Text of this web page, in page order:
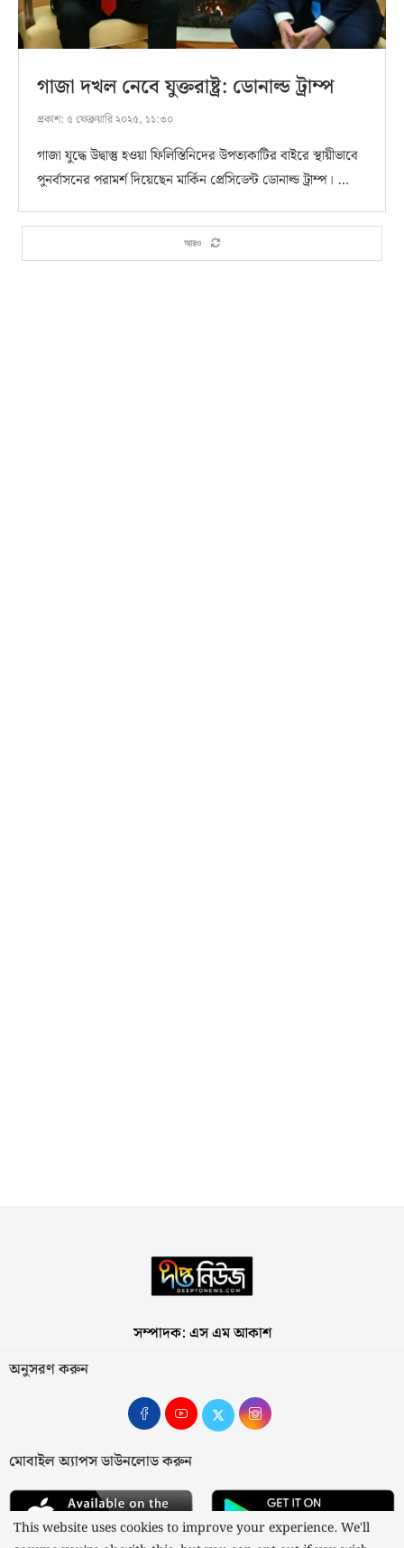
গাজা দখল নেবে যুক্তরাষ্ট্র: ডোনাল্ড ট্রাম্প
প্রকাশ: ৫ ফেব্রুয়ারি ২০২৫, ১১:৩০
গাজা যুদ্ধে উদ্বাস্তু হওয়া ফিলিস্তিনিদের উপত্যকাটির বাইরে স্থায়ীভাবে
পুনর্বাসনের পরামর্শ দিয়েছেন মার্কিন প্রেসিডেন্ট ডোনাল্ড ট্রাম্প। …
আরও
সম্পাদক: এস এম আকাশ
অনুসরণ করুন
মোবাইল অ্যাপস ডাউনলোড করুন
This website uses cookies to improve your experience. We'll